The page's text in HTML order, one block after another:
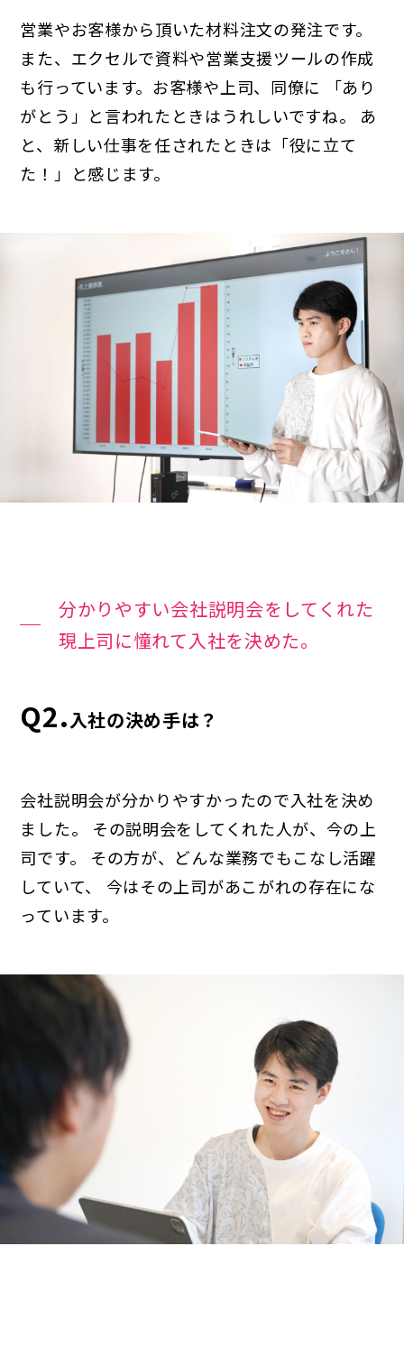
営業やお客様から頂いた材料注文の発注です。
また、エクセルで資料や営業支援ツールの作成
も行っています。お客様や上司、同僚に 「あり
がとう」と言われたときはうれしいですね。 あ
と、新しい仕事を任されたときは「役に立て
た！」と感じます。
分かりやすい会社説明会をしてくれた
現上司に憧れて入社を決めた。
Q2.入社の決め手は？
会社説明会が分かりやすかったので入社を決め
ました。 その説明会をしてくれた人が、今の上
司です。 その方が、どんな業務でもこなし活躍
していて、 今はその上司があこがれの存在にな
っています。